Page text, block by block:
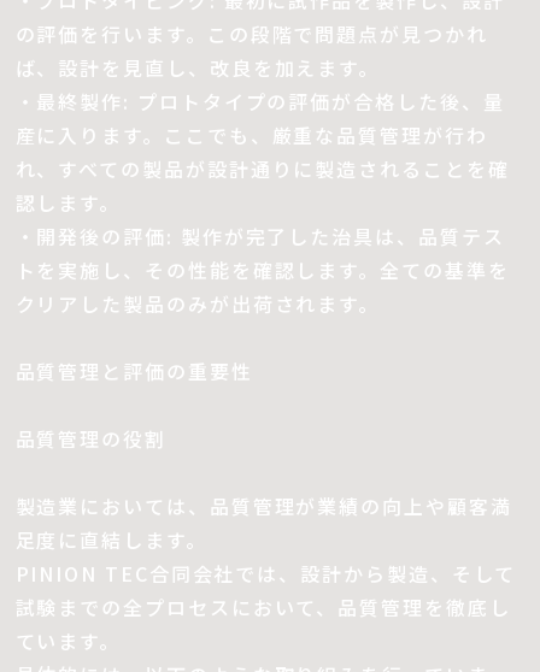
の評価を行います。この段階で問題点が見つかれ
ば、設計を見直し、改良を加えます。
・最終製作: プロトタイプの評価が合格した後、量
産に入ります。ここでも、厳重な品質管理が行わ
れ、すべての製品が設計通りに製造されることを確
認します。
・開発後の評価: 製作が完了した治具は、品質テス
トを実施し、その性能を確認します。全ての基準を
クリアした製品のみが出荷されます。
品質管理と評価の重要性
品質管理の役割
製造業においては、品質管理が業績の向上や顧客満
足度に直結します。
PINION TEC合同会社では、設計から製造、そして
試験までの全プロセスにおいて、品質管理を徹底し
ています。